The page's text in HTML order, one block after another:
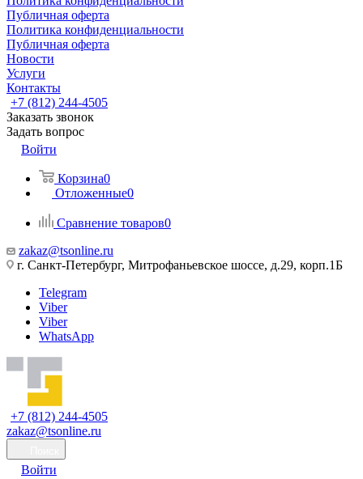
Публичная оферта
Политика конфиденциальности
Публичная оферта
Новости
Услуги
Контакты
+7 (812) 244-4505
Заказать звонок
Задать вопрос
Войти
Корзина0
Отложенные0
Сравнение товаров0
zakaz@tsonline.ru
г. Санкт-Петербург, Митрофаньевское шоссе, д.29, корп.1Б
Telegram
Viber
Viber
WhatsApp
+7 (812) 244-4505
zakaz@tsonline.ru
Войти